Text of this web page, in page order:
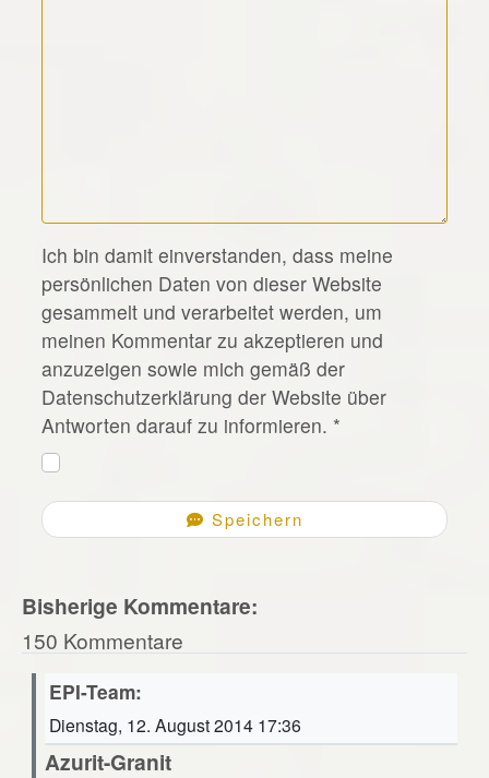
*
Ich bin damit einverstanden, dass meine
persönlichen Daten von dieser Website
gesammelt und verarbeitet werden, um
meinen Kommentar zu akzeptieren und
anzuzeigen sowie mich gemäß der
Datenschutzerklärung der Website über
Antworten darauf zu informieren. *
Speichern
Bisherige Kommentare:
150 Kommentare
EPI-Team:
Dienstag, 12. August 2014 17:36
Azurit-Granit